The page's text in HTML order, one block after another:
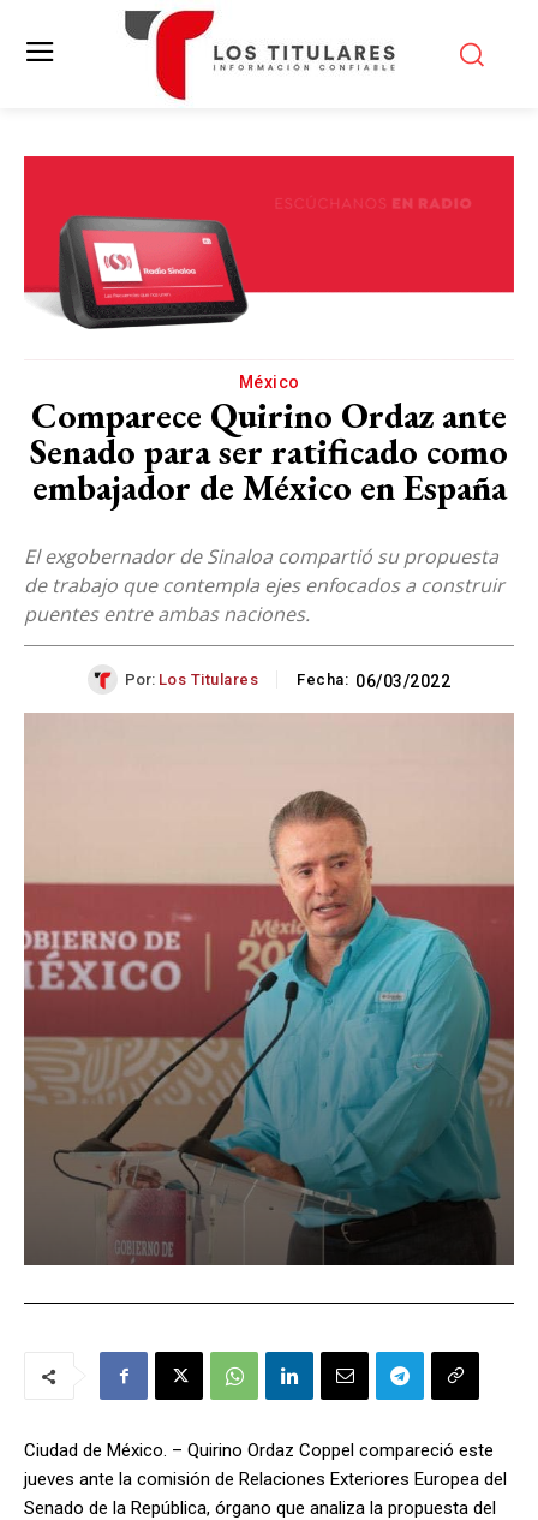
México
Comparece Quirino Ordaz ante
Senado para ser ratificado como
embajador de México en España
El exgobernador de Sinaloa compartió su propuesta
de trabajo que contempla ejes enfocados a construir
puentes entre ambas naciones.
Por: Los Titulares Fecha: 06/03/2022
Ciudad de México. – Quirino Ordaz Coppel compareció este
jueves ante la comisión de Relaciones Exteriores Europea del
Senado de la República, órgano que analiza la propuesta del